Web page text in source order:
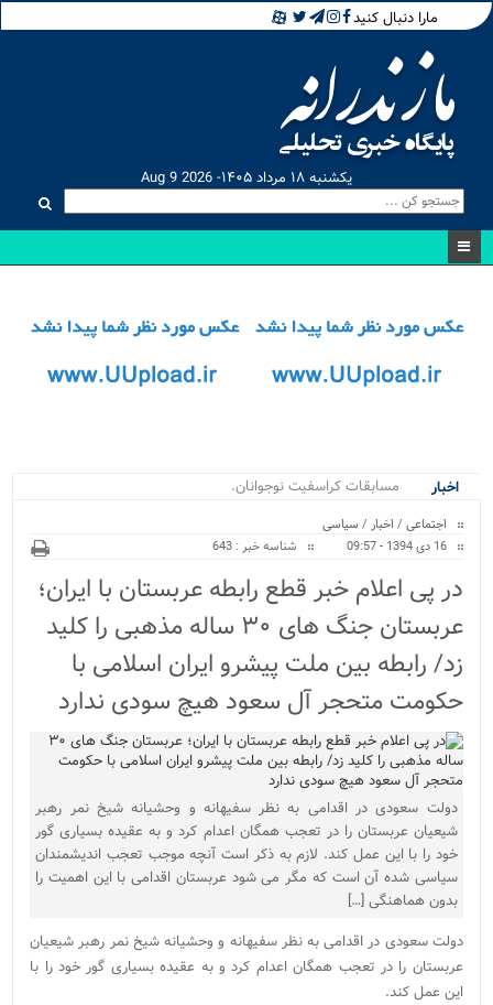
مارا دنبال کنید
یکشنبه ۱۸ مرداد ۱۴۰۵- Aug 9 2026
اخبار
مسابقات کراسفیت نوجوانان دختر .
اجتماعی / اخبار / سیاسی
16 دی 1394 - 09:57
شناسه خبر : 643
در پی اعلام خبر قطع رابطه عربستان با ایران؛
عربستان جنگ های ۳۰ ساله مذهبی را کلید
زد/ رابطه بین ملت پیشرو ایران اسلامی با
حکومت متحجر آل سعود هیچ سودی ندارد
دولت سعودی در اقدامی به نظر سفیهانه و وحشیانه شیخ نمر رهبر
شیعیان عربستان را در تعجب همگان اعدام کرد و به عقیده بسیاری گور
خود را با این عمل کند. لازم به ذکر است آنچه موجب تعجب اندیشمندان
سیاسی شده آن است که مگر می شود عربستان اقدامی با این اهمیت را
بدون هماهنگی […]
دولت سعودی در اقدامی به نظر سفیهانه و وحشیانه شیخ نمر رهبر شیعیان
عربستان را در تعجب همگان اعدام کرد و به عقیده بسیاری گور خود را با
این عمل کند.